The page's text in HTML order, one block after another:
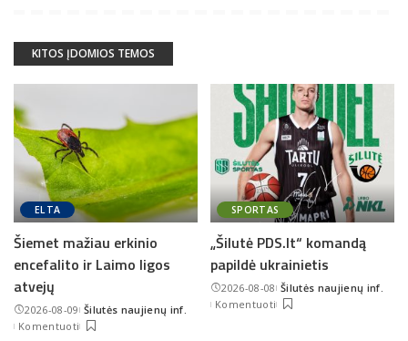
KITOS ĮDOMIOS TEMOS
ELTA
Šiemet mažiau erkinio
encefalito ir Laimo ligos
atvejų
2026-08-09Posted
by
Šilutės naujienų inf.
Komentuoti
SPORTAS
„Šilutė PDS.lt“ komandą
papildė ukrainietis
2026-08-08Posted
by
Šilutės naujienų inf.
Komentuoti